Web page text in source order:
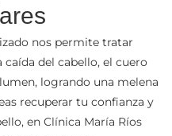
nos permite tratar
del cabello, el cuero
logrando una melena
recuperar tu confianza y
en Clínica María Ríos